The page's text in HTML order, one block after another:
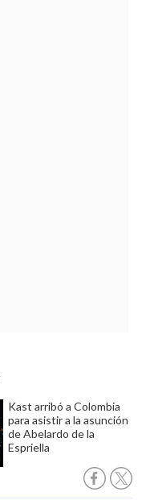
Kast arribó a Colombia
para asistir a la asunción
de Abelardo de la
Espriella